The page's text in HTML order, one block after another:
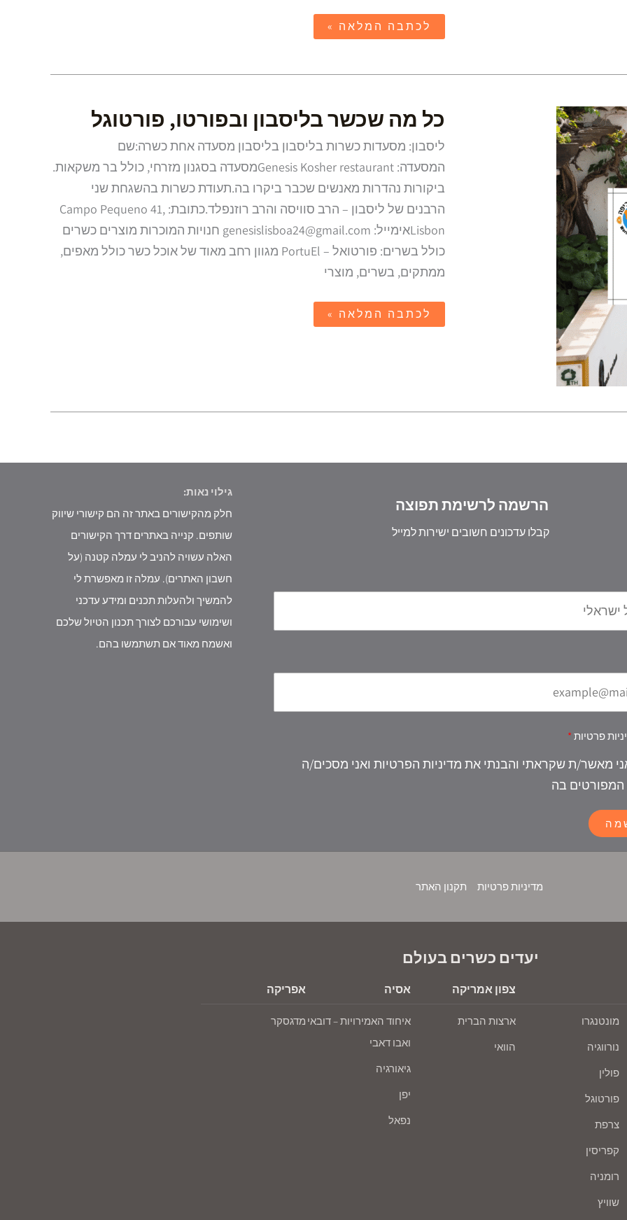
לכתבה המלאה »
כל מה שכשר בליסבון ובפורטו, פורטוגל
ליסבון: מסעדות כשרות בליסבון בליסבון מסעדה אחת כשרה:שם
המסעדה: Genesis Kosher restaurantמסעדה בסגנון מזרחי, כולל בר משקאות.
ביקורות נהדרות מאנשים שכבר ביקרו בה.תעודת כשרות בהשגחת שני
הרבנים של ליסבון – הרב סוויסה והרב רוזנפלד.כתובת: Campo Pequeno 41,
Lisbonאימייל: genesislisboa24@gmail.com חנויות המוכרות מוצרים כשרים
כולל בשרים: פורטואל – PortuEl מגוון רחב מאוד של אוכל כשר כולל מאפים,
ממתקים, בשרים, מוצרי
כל
מה
בליסבון
ובפורטו,
פורטוגל
לכתבה המלאה »
הרשמה לרשימת תפוצה
קבלו עדכונים חשובים ישירות למייל
פרטיות
מאשר/ת שקראתי והבנתי את מדיניות הפרטיות ואני מסכים/ה
המפורטים בה
גילוי נאות:
חלק מהקישורים באתר זה הם קישורי שיווק
שותפים. קנייה באתרים דרך הקישורים
האלה עשויה להניב לי עמלה קטנה (על
חשבון האתרים). עמלה זו מאפשרת לי
להמשיך ולהעלות תכנים ומידע עדכני
ושימושי עבורכם לצורך תכנון הטיול שלכם
ואשמח מאוד אם תשתמשו בהם.
מדיניות פרטיות תקנון האתר
יעדים כשרים בעולם
מונטנגרו
נורווגיה
פולין
פורטוגל
צרפת
קפריסין
רומניה
שוויץ
צפון אמריקה
ארצות הברית
הוואי
אסיה
איחוד האמירויות – דובאי
ואבו דאבי
גיאורגיה
יפן
נפאל
אפריקה
מדגסקר